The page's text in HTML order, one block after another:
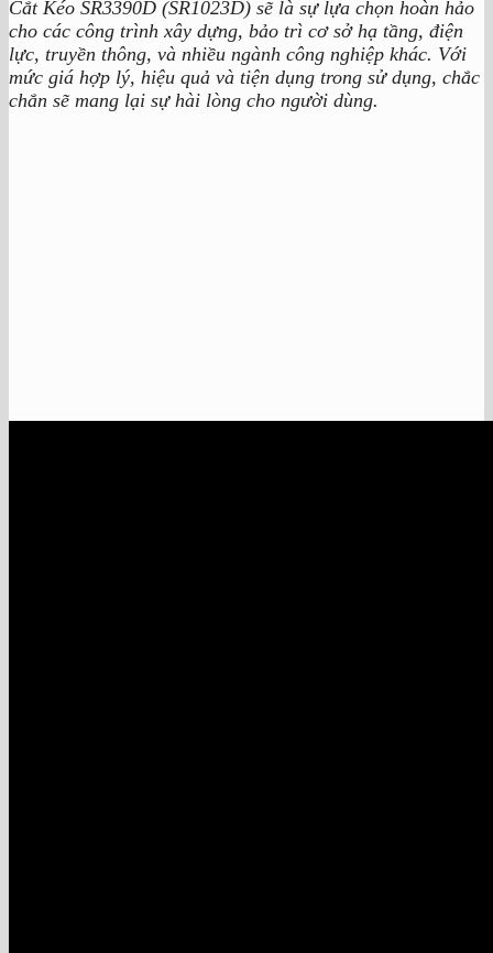
Cắt Kéo SR3390D (SR1023D) sẽ là sự lựa chọn hoàn hảo
cho các công trình xây dựng, bảo trì cơ sở hạ tầng, điện
lực, truyền thông, và nhiều ngành công nghiệp khác. Với
mức giá hợp lý, hiệu quả và tiện dụng trong sử dụng, chắc
chắn sẽ mang lại sự hài lòng cho người dùng.